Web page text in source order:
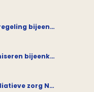
Nieuwe ronde stimuleringsregeling bijeenkomsten palliatieve zorg - AANVRAAG GESLOTEN
Stimuleringsregeling organiseren bijeenkomsten 'Leven tot het laatst' 2026 (aanvraag gesloten)
Herzien Kwaliteitskader palliatieve zorg Nederland geautoriseerd